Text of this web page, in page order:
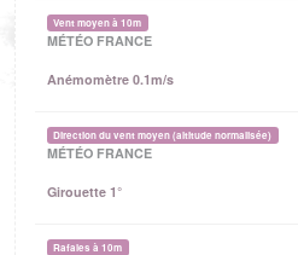
Vent moyen à 10m
MÉTÉO FRANCE
Anémomètre 0.1m/s
Direction du vent moyen (altitude normalisée)
MÉTÉO FRANCE
Girouette 1°
Rafales à 10m